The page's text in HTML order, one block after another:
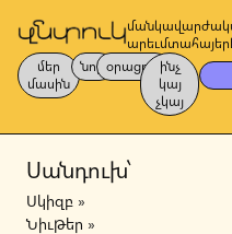
մեր
մասին
նոր օրացոյց
ինչ
կայ
չկայ
Սանդուխ՝
Սկիզբ »
Նիւթեր »